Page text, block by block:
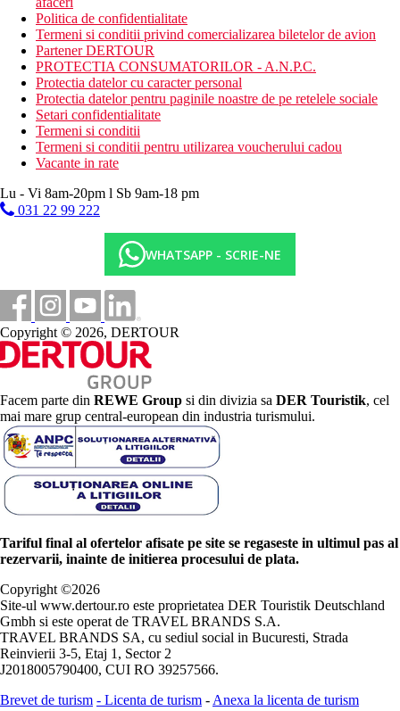
Politica de confidentialitate
Termeni si conditii privind comercializarea biletelor de avion
Partener DERTOUR
PROTECTIA CONSUMATORILOR - A.N.P.C.
Protectia datelor cu caracter personal
Protectia datelor pentru paginile noastre de pe retelele sociale
Setari confidentialitate
Termeni si conditii
Termeni si conditii pentru utilizarea voucherului cadou
Vacante in rate
Lu - Vi 8am-20pm l Sb 9am-18 pm
031 22 99 222
WHATSAPP - SCRIE-NE
Copyright © 2026, DERTOUR
Facem parte din REWE Group si din divizia sa DER Touristik, cel
mai mare grup central-european din industria turismului.
Tariful final al ofertelor afisate pe site se regaseste in ultimul pas al
rezervarii, inainte de initierea procesului de plata.
Copyright ©2026
Site-ul www.dertour.ro este proprietatea DER Touristik Deutschland
Gmbh si este operat de TRAVEL BRANDS S.A.
TRAVEL BRANDS SA, cu sediul social in Bucuresti, Strada
Reinvierii 3-5, Etaj 1, Sector 2
J2018005790400, CUI RO 39257566.
Brevet de turism - Licenta de turism - Anexa la licenta de turism